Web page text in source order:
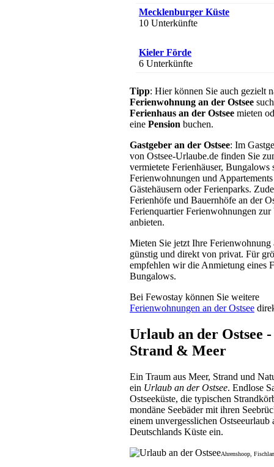
Mecklenburger Küste
10 Unterkünfte
Kieler Förde
6 Unterkünfte
4 Unterkünfte
Hinterland der Ostsee
4 Unterkünfte
3 Unterkünfte
Flensburger Förde
3 Unterkünfte
Geltinger Bucht
3 Unterkünfte
3 Unterkünfte
Eckernförder Bucht
1 Unterkünfte
Poel
1 Unterkünfte
Tipp: Hier können Sie auch gezielt
Ferienwohnung an der Ostsee
Ferienhaus an der Ostsee mieten
eine Pension buchen.
Gastgeber an der Ostsee: Im
von Ostsee-Urlaube.de finden Sie
vermietete Ferienhäuser, Bungalows
Ferienwohnungen und
Gästehäusern oder Ferienparks.
Ferienhöfe und Bauernhöfe an der
Ferienquartier Ferienwohnungen zur
anbieten.
Mieten Sie jetzt Ihre Ferienwohnung
günstig und direkt von privat. Für
empfehlen wir die Anmietung eines
Bungalows.
Bei Fewostay können Sie weitere
Ferienwohnungen an der Ostsee
Urlaub an der Ostsee
Strand & Meer
Ein Traum aus Meer, Strand und
ein Urlaub an der Ostsee. Endlose
Ostseeküste, die typischen
mondäne Seebäder mit ihren
einem unvergesslichen Ostseeurlaub
Deutschlands Küste ein.
Ahrenshoop,